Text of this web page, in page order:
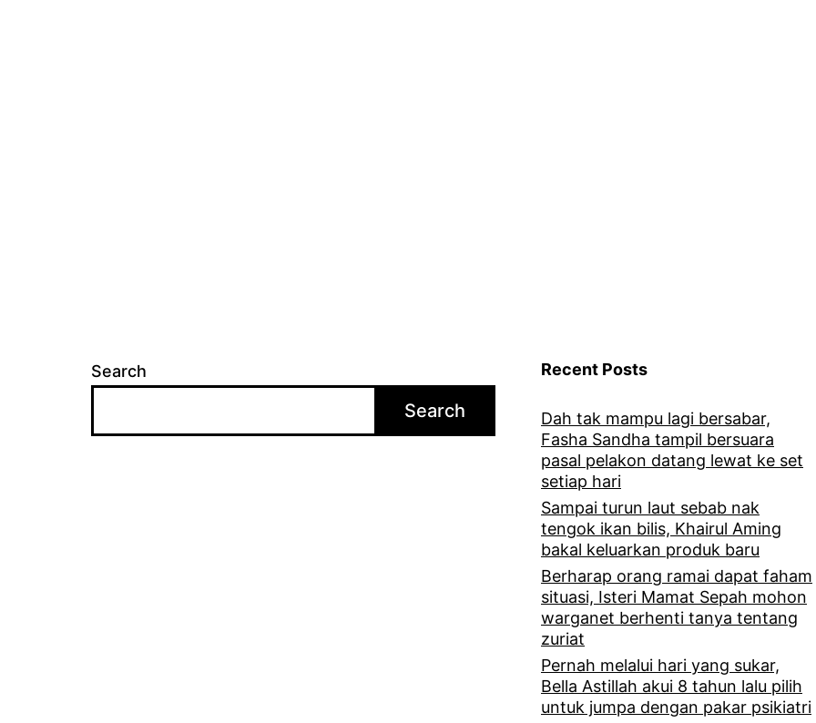
Search
Search
Recent Posts
Dah tak mampu lagi bersabar,
Fasha Sandha tampil bersuara
pasal pelakon datang lewat ke set
setiap hari
Sampai turun laut sebab nak
tengok ikan bilis, Khairul Aming
bakal keluarkan produk baru
Berharap orang ramai dapat faham
situasi, Isteri Mamat Sepah mohon
warganet berhenti tanya tentang
zuriat
Pernah melalui hari yang sukar,
Bella Astillah akui 8 tahun lalu pilih
untuk jumpa dengan pakar psikiatri